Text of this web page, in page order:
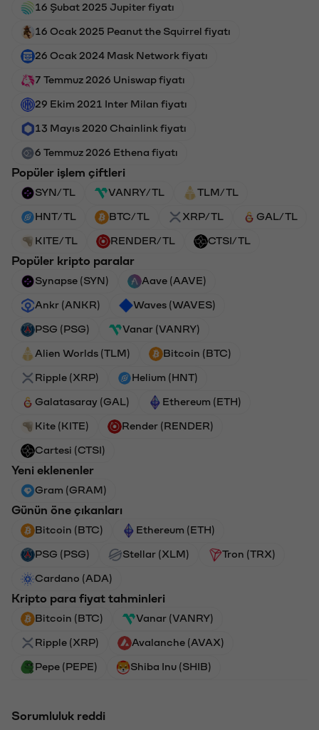
16 Şubat 2025 Jupiter fiyatı
16 Ocak 2025 Peanut the Squirrel fiyatı
26 Ocak 2024 Mask Network fiyatı
7 Temmuz 2026 Uniswap fiyatı
29 Ekim 2021 Inter Milan fiyatı
13 Mayıs 2020 Chainlink fiyatı
6 Temmuz 2026 Ethena fiyatı
Popüler işlem çiftleri
SYN/TL VANRY/TL TLM/TL
HNT/TL BTC/TL XRP/TL GAL/TL
KITE/TL RENDER/TL CTSI/TL
Popüler kripto paralar
Synapse (SYN) Aave (AAVE)
Ankr (ANKR) Waves (WAVES)
PSG (PSG) Vanar (VANRY)
Alien Worlds (TLM) Bitcoin (BTC)
Ripple (XRP) Helium (HNT)
Galatasaray (GAL) Ethereum (ETH)
Kite (KITE) Render (RENDER)
Cartesi (CTSI)
Yeni eklenenler
Gram (GRAM)
Günün öne çıkanları
Bitcoin (BTC) Ethereum (ETH)
PSG (PSG) Stellar (XLM) Tron (TRX)
Cardano (ADA)
Kripto para fiyat tahminleri
Bitcoin (BTC) Vanar (VANRY)
Ripple (XRP) Avalanche (AVAX)
Pepe (PEPE) Shiba Inu (SHIB)
Sorumluluk reddi